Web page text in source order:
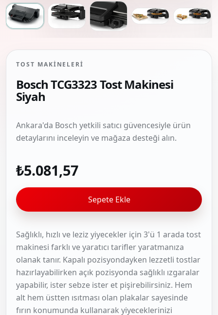
TOST MAKINELERI
Bosch TCG3323 Tost Makinesi
Siyah
Ankara'da Bosch yetkili satıcı güvencesiyle ürün
detaylarını inceleyin ve mağaza desteği alın.
₺5.081,57
Sepete Ekle
Sağlıklı, hızlı ve leziz yiyecekler için 3'ü 1 arada tost
makinesi farklı ve yaratıcı tarifler yaratmanıza
olanak tanır. Kapalı pozisyondayken lezzetli tostlar
hazırlayabilirken açık pozisyonda sağlıklı ızgaralar
yapabilir, ister sebze ister et pişirebilirsiniz. Hem
alt hem üstten ısıtması olan plakalar sayesinde
fırın konumunda kullanarak yiyeceklerinizi